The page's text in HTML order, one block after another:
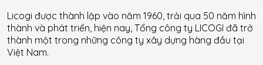
Licogi được thành lập vào năm 1960, trải qua 50 năm hình
thành và phát triển, hiện nay, Tổng công ty LICOGI đã trở
thành một trong những công ty xây dựng hàng đầu tại
Việt Nam.